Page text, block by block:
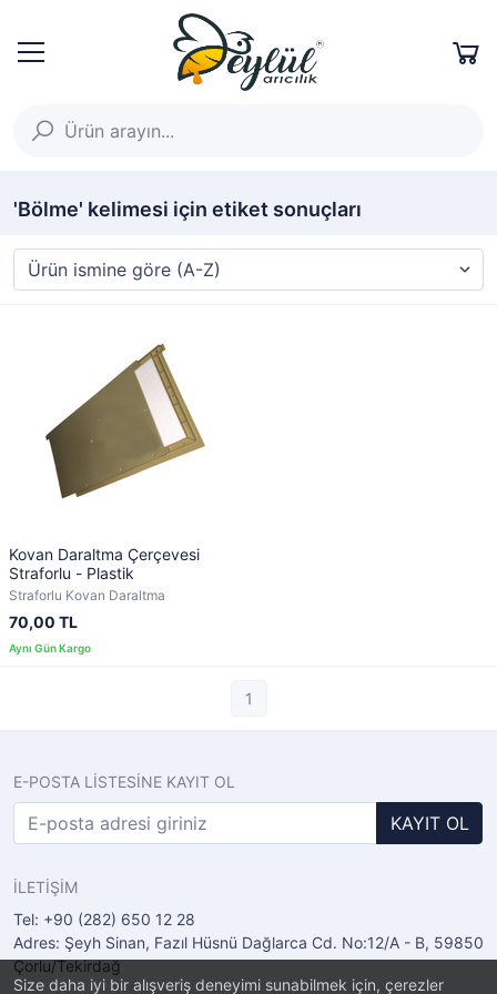
Size daha iyi bir alışveriş deneyimi sunabilmek için, çerezler
'Bölme' kelimesi için etiket sonuçları
Kovan Daraltma Çerçevesi
Straforlu - Plastik
Straforlu Kovan Daraltma
70,00 TL
1
E-POSTA LİSTESİNE KAYIT OL
KAYIT OL
İLETİŞİM
Tel: +90 (282) 650 12 28
Adres: Şeyh Sinan, Fazıl Hüsnü Dağlarca Cd. No:12/A - B, 59850
Çorlu/Tekirdağ